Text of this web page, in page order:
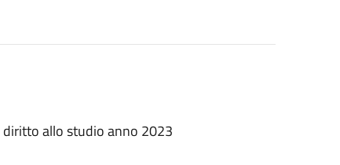
allo studio anno 2023